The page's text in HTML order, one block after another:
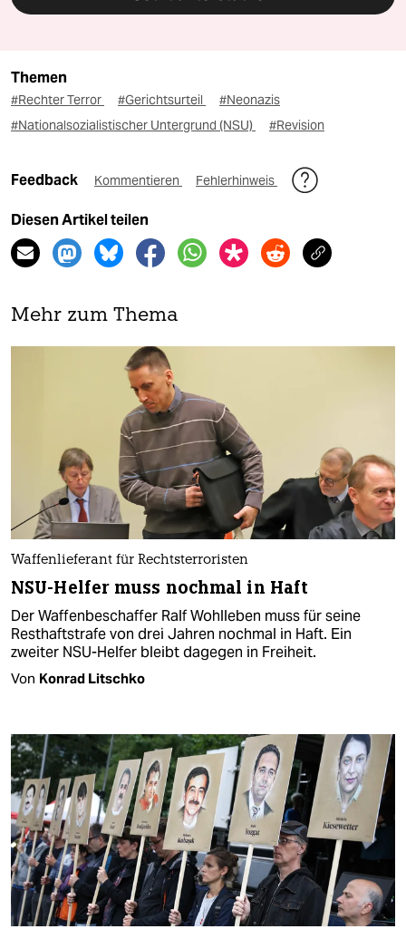
Themen
#Rechter Terror #Gerichtsurteil
#Neonazis
#Nationalsozialistischer Untergrund (NSU)
#Revision
Feedback Kommentieren Fehlerhinweis
Diesen Artikel teilen
Mehr zum Thema
Waffenlieferant für Rechtsterroristen
NSU-Helfer muss nochmal in Haft
Der Waffenbeschaffer Ralf Wohlleben muss für seine
Resthaftstrafe von drei Jahren nochmal in Haft. Ein
zweiter NSU-Helfer bleibt dagegen in Freiheit.
Von Konrad Litschko